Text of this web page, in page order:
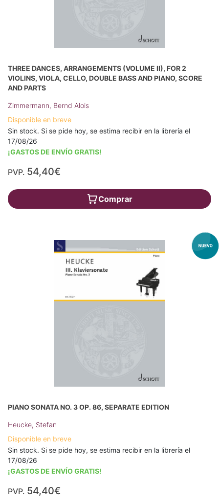
THREE DANCES, ARRANGEMENTS (VOLUME II), FOR 2
VIOLINS, VIOLA, CELLO, DOUBLE BASS AND PIANO, SCORE
AND PARTS
Zimmermann, Bernd Alois
Disponible en breve
Sin stock. Si se pide hoy, se estima recibir en la librería el
17/08/26
¡GASTOS DE ENVÍO GRATIS!
PVP. 54,40€
Comprar
PIANO SONATA NO. 3 OP. 86, SEPARATE EDITION
Heucke, Stefan
Disponible en breve
Sin stock. Si se pide hoy, se estima recibir en la librería el
17/08/26
¡GASTOS DE ENVÍO GRATIS!
PVP. 54,40€